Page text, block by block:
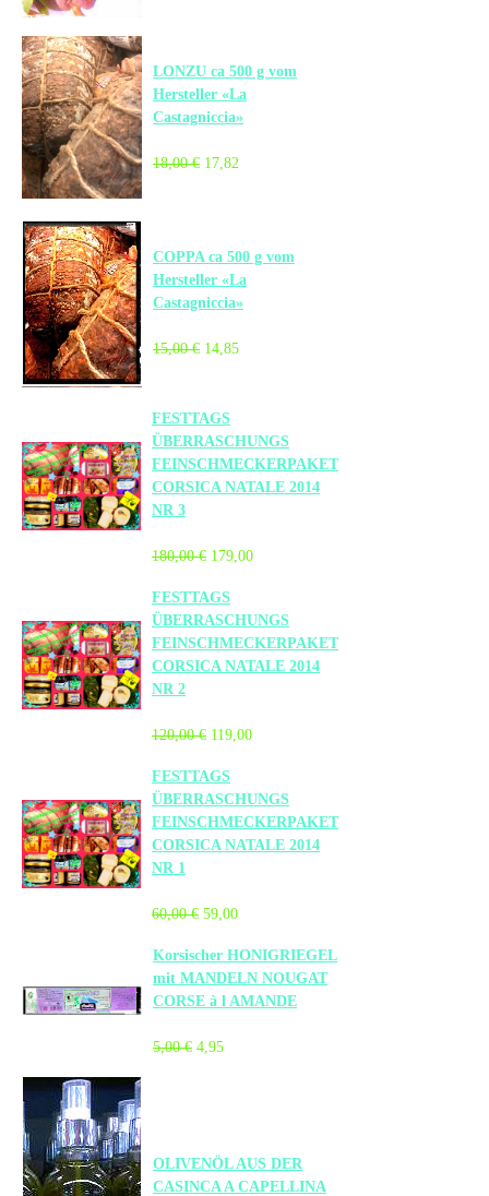
LONZU ca 500 g vom
Hersteller «La
Castagniccia»
18,00 € 17,82
COPPA ca 500 g vom
Hersteller «La
Castagniccia»
15,00 € 14,85
FESTTAGS
ÜBERRASCHUNGS
FEINSCHMECKERPAKET
CORSICA NATALE 2014
NR 3
180,00 € 179,00
FESTTAGS
ÜBERRASCHUNGS
FEINSCHMECKERPAKET
CORSICA NATALE 2014
NR 2
120,00 € 119,00
FESTTAGS
ÜBERRASCHUNGS
FEINSCHMECKERPAKET
CORSICA NATALE 2014
NR 1
60,00 € 59,00
Korsischer HONIGRIEGEL
mit MANDELN NOUGAT
CORSE à l AMANDE
5,00 € 4,95
OLIVENÖL AUS DER
CASINCA A CAPELLINA